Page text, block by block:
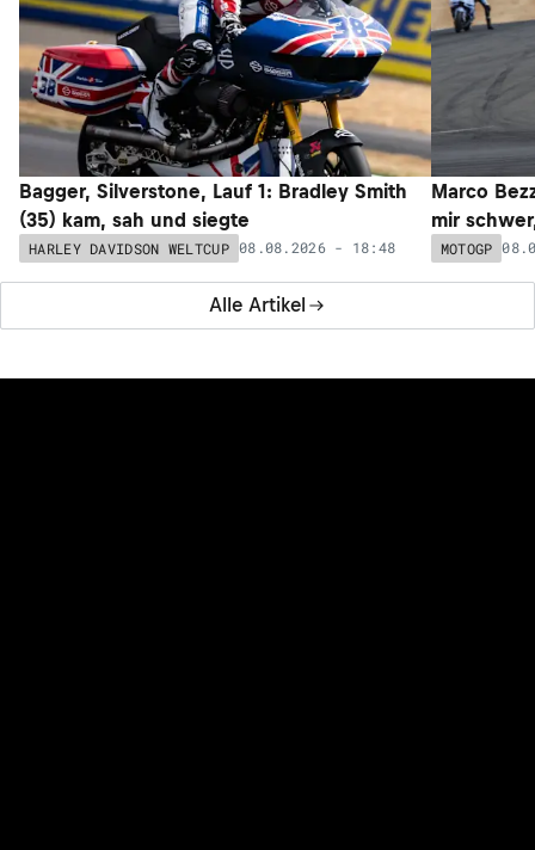
Alle Artikel
Bagger, Silverstone, Lauf 1: Bradley Smith
(35) kam, sah und siegte
HARLEY DAVIDSON WELTCUP 08.08.2026 - 18:48
Marco
mir
MOTOGP